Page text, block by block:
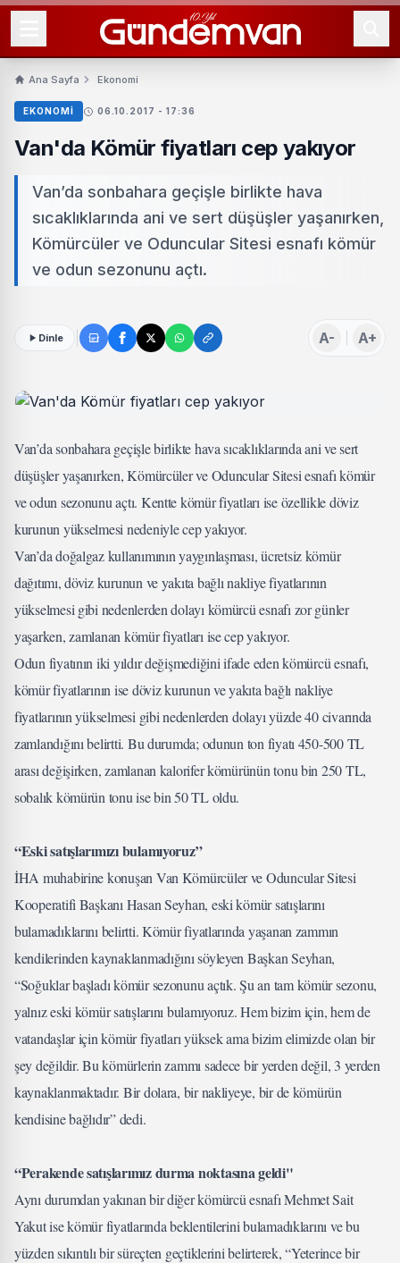
Ana Sayfa Ekonomi
EKONOMI 06.10.2017 - 17:36
Van'da Kömür fiyatları cep yakıyor
Van’da sonbahara geçişle birlikte hava
sıcaklıklarında ani ve sert düşüşler yaşanırken,
Kömürcüler ve Oduncular Sitesi esnafı kömür
ve odun sezonunu açtı.
Dinle A- A+
Van’da sonbahara geçişle birlikte hava sıcaklıklarında ani ve sert
düşüşler yaşanırken, Kömürcüler ve Oduncular Sitesi esnafı kömür
ve odun sezonunu açtı. Kentte kömür fiyatları ise özellikle döviz
kurunun yükselmesi nedeniyle cep yakıyor.
Van’da doğalgaz kullanımının yaygınlaşması, ücretsiz kömür
dağıtımı, döviz kurunun ve yakıta bağlı nakliye fiyatlarının
yükselmesi gibi nedenlerden dolayı kömürcü esnafı zor günler
yaşarken, zamlanan kömür fiyatları ise cep yakıyor.
Odun fiyatının iki yıldır değişmediğini ifade eden kömürcü esnafı,
kömür fiyatlarının ise döviz kurunun ve yakıta bağlı nakliye
fiyatlarının yükselmesi gibi nedenlerden dolayı yüzde 40 civarında
zamlandığını belirtti. Bu durumda; odunun ton fiyatı 450-500 TL
arası değişirken, zamlanan kalorifer kömürünün tonu bin 250 TL,
sobalık kömürün tonu ise bin 50 TL oldu.
“Eski satışlarımızı bulamıyoruz”
İHA muhabirine konuşan Van Kömürcüler ve Oduncular Sitesi
Kooperatifi Başkanı Hasan Seyhan, eski kömür satışlarını
bulamadıklarını belirtti. Kömür fiyatlarında yaşanan zammın
kendilerinden kaynaklanmadığını söyleyen Başkan Seyhan,
“Soğuklar başladı kömür sezonunu açtık. Şu an tam kömür sezonu,
yalnız eski kömür satışlarını bulamıyoruz. Hem bizim için, hem de
vatandaşlar için kömür fiyatları yüksek ama bizim elimizde olan bir
şey değildir. Bu kömürlerin zammı sadece bir yerden değil, 3 yerden
kaynaklanmaktadır. Bir dolara, bir nakliyeye, bir de kömürün
kendisine bağlıdır” dedi.
“Perakende satışlarımız durma noktasına geldi"
Aynı durumdan yakınan bir diğer kömürcü esnafı Mehmet Sait
Yakut ise kömür fiyatlarında beklentilerini bulamadıklarını ve bu
yüzden sıkıntılı bir süreçten geçtiklerini belirterek, “Yeterince bir